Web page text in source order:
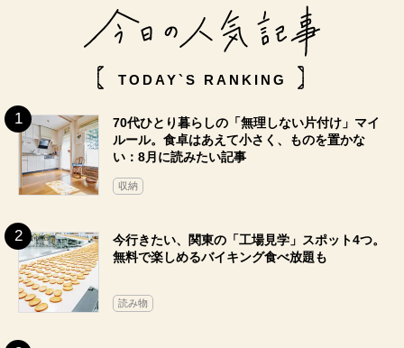
TODAY`S RANKING
70代ひとり暮らしの「無理しない片付け」マイ
ルール。食卓はあえて小さく、ものを置かな
い：8月に読みたい記事
収納
今行きたい、関東の「工場見学」スポット4つ。
無料で楽しめるバイキング食べ放題も
読み物